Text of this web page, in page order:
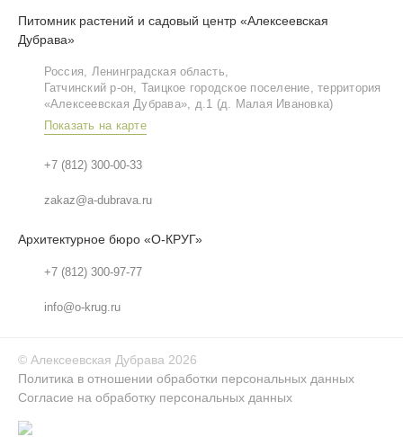
Питомник растений и садовый центр «Алексеевская
Дубрава»
Россия, Ленинградская область,
Гатчинский р‑он, Таицкое городское поселение, территория
«Алексеевская Дубрава», д.1 (д. Малая Ивановка)
Показать на карте
+7 (812) 300-00-33
zakaz@a-dubrava.ru
Архитектурное бюро «О-КРУГ»
+7 (812) 300-97-77
info@o-krug.ru
© Алексеевская Дубрава 2026
Политика в отношении обработки персональных данных
Согласие на обработку персональных данных